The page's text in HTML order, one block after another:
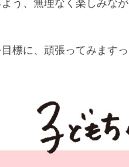
う、無理なく楽しみな
標に、頑張ってみますっ